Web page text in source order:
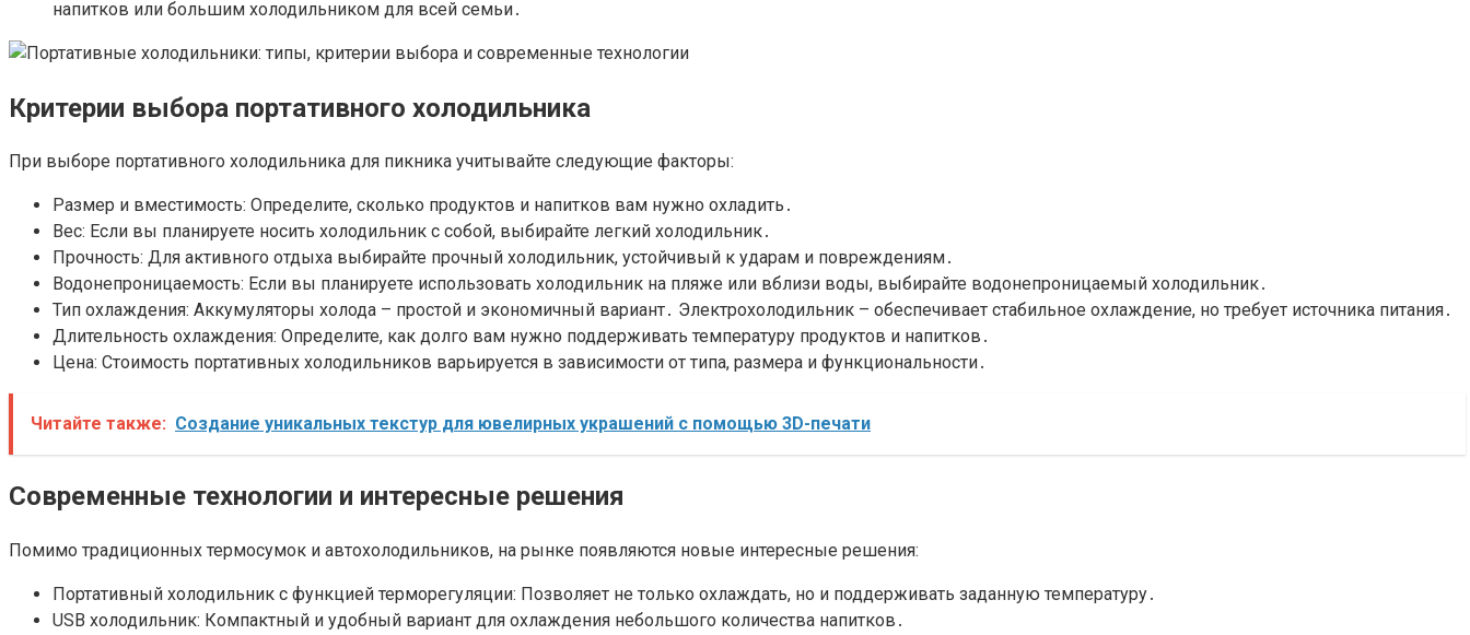
напитков или большим холодильником для всей семьи․
Критерии выбора портативного холодильника
При выборе портативного холодильника для пикника учитывайте следующие факторы:
Размер и вместимость: Определите, сколько продуктов и напитков вам нужно охладить․
Вес: Если вы планируете носить холодильник с собой, выбирайте легкий холодильник․
Прочность: Для активного отдыха выбирайте прочный холодильник, устойчивый к ударам и повреждениям․
Водонепроницаемость: Если вы планируете использовать холодильник на пляже или вблизи воды, выбирайте водонепроницаемый холодильник․
Тип охлаждения: Аккумуляторы холода – простой и экономичный вариант․ Электрохолодильник – обеспечивает стабильное охлаждение, но требует источника питания․
Длительность охлаждения: Определите, как долго вам нужно поддерживать температуру продуктов и напитков․
Цена: Стоимость портативных холодильников варьируется в зависимости от типа, размера и функциональности․
Читайте также: Создание уникальных текстур для ювелирных украшений с помощью 3D-печати
Современные технологии и интересные решения
Помимо традиционных термосумок и автохолодильников, на рынке появляются новые интересные решения:
Портативный холодильник с функцией терморегуляции: Позволяет не только охлаждать, но и поддерживать заданную температуру․
USB холодильник: Компактный и удобный вариант для охлаждения небольшого количества напитков․